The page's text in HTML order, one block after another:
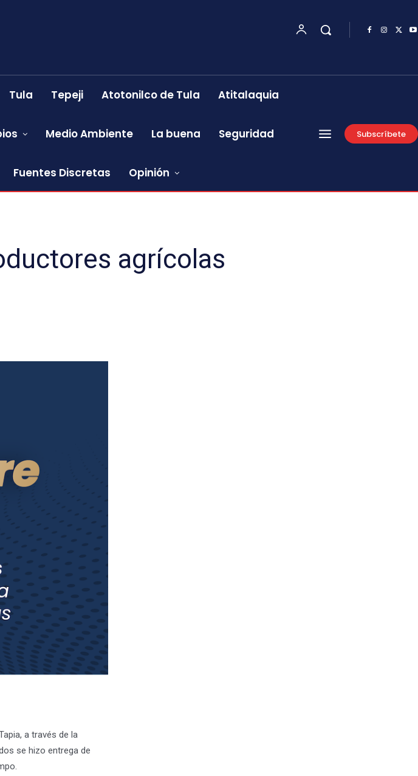
Tula Tepeji Atotonilco de Tula Atitalaquia
Medio Ambiente La buena Seguridad
Fuentes Discretas Opinión
Subscríbete
agrícolas
a través de la
se hizo entrega de